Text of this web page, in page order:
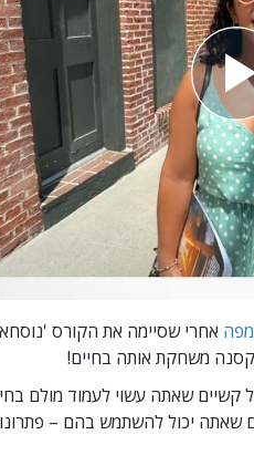
אחרי שסיימה את הקורס
משחקת אותה בחיים!
שאתה יכול להשתמש בהם –